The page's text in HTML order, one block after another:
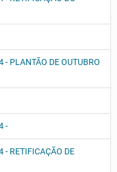
PLANTÃO DE OUTUBRO
-
RETIFICAÇÃO DE